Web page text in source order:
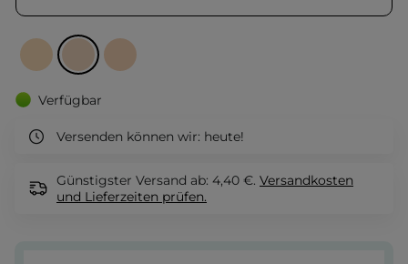
Verfügbar
Versenden können wir: heute!
Günstigster Versand ab: 4,40 €. Versandkosten
und Lieferzeiten prüfen.